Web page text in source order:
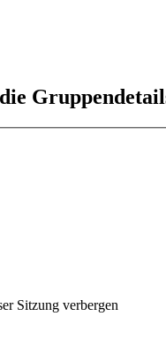
Sitzung verbergen